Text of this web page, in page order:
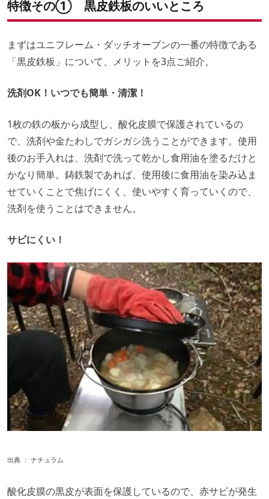
特徴その① 黒皮鉄板のいいところ
まずはユニフレーム・ダッチオーブンの一番の特徴である
「黒皮鉄板」について、メリットを3点ご紹介。
洗剤OK！いつでも簡単・清潔！
1枚の鉄の板から成型し、酸化皮膜で保護されているの
で、洗剤や金たわしでガシガシ洗うことができます。使用
後のお手入れは、洗剤で洗って乾かし食用油を塗るだけと
かなり簡単。鋳鉄製であれば、使用後に食用油を染み込ま
せていくことで焦げにくく、使いやすく育っていくので、
洗剤を使うことはできません。
サビにくい！
出典 ： ナチュラム
酸化皮膜の黒皮が表面を保護しているので、赤サビが発生